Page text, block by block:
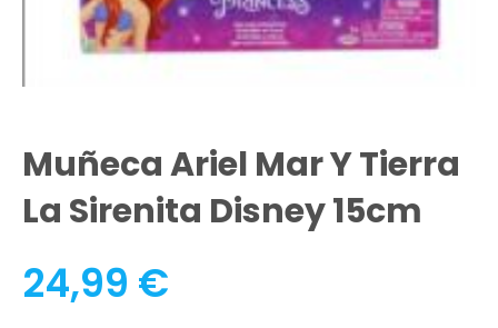
Muñeca Ariel Mar Y Tierra
La Sirenita Disney 15cm
24,99 €